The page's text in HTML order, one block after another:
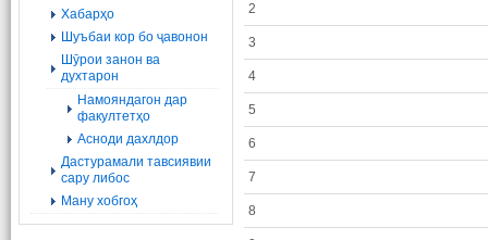
Хабарҳо
Шуъбаи кор бо ҷавонон
Шӯрои занон ва
духтарон
Намояндагон дар
факултетҳо
Асноди дахлдор
Дастурамали тавсиявии
сару либос
Ману хобгоҳ
2
3
4
5
6
7
8